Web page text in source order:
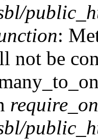
:
not be